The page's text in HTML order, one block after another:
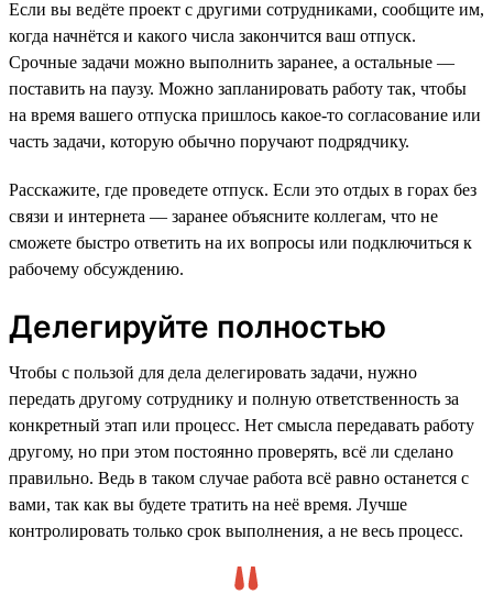
Если вы ведёте проект с другими сотрудниками, сообщите им,
когда начнётся и какого числа закончится ваш отпуск.
Срочные задачи можно выполнить заранее, а остальные —
поставить на паузу. Можно запланировать работу так, чтобы
на время вашего отпуска пришлось какое-то согласование или
часть задачи, которую обычно поручают подрядчику.
Расскажите, где проведете отпуск. Если это отдых в горах без
связи и интернета — заранее объясните коллегам, что не
сможете быстро ответить на их вопросы или подключиться к
рабочему обсуждению.
Делегируйте полностью
Чтобы с пользой для дела делегировать задачи, нужно
передать другому сотруднику и полную ответственность за
конкретный этап или процесс. Нет смысла передавать работу
другому, но при этом постоянно проверять, всё ли сделано
правильно. Ведь в таком случае работа всё равно останется с
вами, так как вы будете тратить на неё время. Лучше
контролировать только срок выполнения, а не весь процесс.